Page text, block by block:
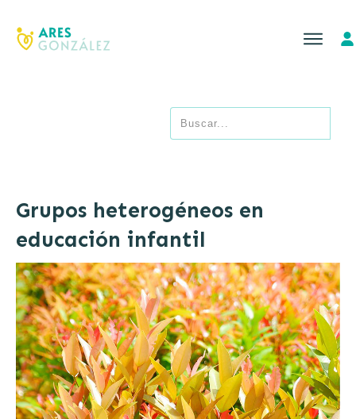
Grupos heterogéneos en
educación infantil